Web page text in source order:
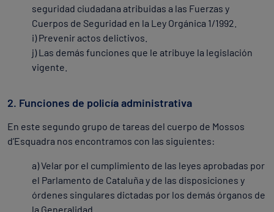
seguridad ciudadana atribuidas a las Fuerzas y
Cuerpos de Seguridad en la Ley Orgánica 1/1992.
i) Prevenir actos delictivos.
j) Las demás funciones que le atribuye la legislación
vigente.
2. Funciones de policía administrativa
En este segundo grupo de tareas del cuerpo de Mossos
d’Esquadra nos encontramos con las siguientes:
a) Velar por el cumplimiento de las leyes aprobadas por
el Parlamento de Cataluña y de las disposiciones y
órdenes singulares dictadas por los demás órganos de
la Generalidad.